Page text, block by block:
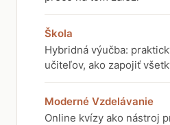
Škola
Hybridná výučba:
učiteľov, ako zapojiť
Moderné Vzdelávanie
Online kvízy ako nástroj